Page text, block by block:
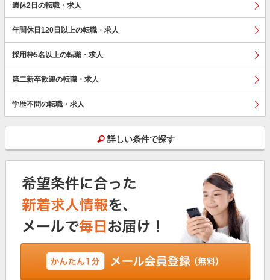
週休2日の転職・求人
年間休日120日以上の転職・求人
採用枠5名以上の転職・求人
第二新卒歓迎の転職・求人
学歴不問の転職・求人
詳しい条件で探す